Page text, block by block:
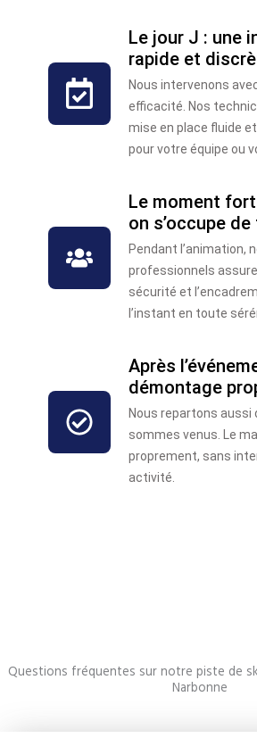
Le jour J : une
rapide et
Nous intervenons
efficacité. Nos
mise en place fluide
pour votre équipe ou
Le moment
on s’occupe
Pendant l’animation,
professionnels
sécurité et
l’instant en toute
Après
démontage
Nous repartons
sommes venus. Le
proprement, sans
activité.
Questions fréquentes sur notre piste de
Narbonne